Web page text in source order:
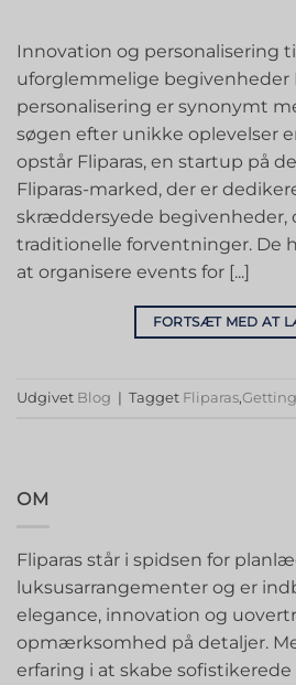
Innovation og personalisering
uforglemmelige begivenheder
personalisering er synonymt
søgen efter unikke oplevelser
opstår Fliparas, en startup på
Fliparas-marked, der er
skræddersyede begivenheder,
traditionelle forventninger. De
at organisere events for [...]
FORTSÆT MED AT
Udgivet Blog | Tagget Fliparas,
OM
Fliparas står i spidsen for
luksusarrangementer og er
elegance, innovation og
opmærksomhed på detaljer.
erfaring i at skabe